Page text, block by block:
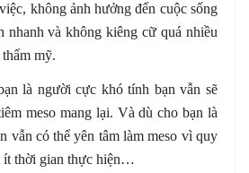
không ảnh hưởng đến cuộc sống
nhanh và không kiêng cữ quá nhiều
mỹ.
là người cực khó tính bạn vẫn sẽ
meso mang lại. Và dù cho bạn là
vẫn có thể yên tâm làm meso vì quy
ít thời gian thực hiện…